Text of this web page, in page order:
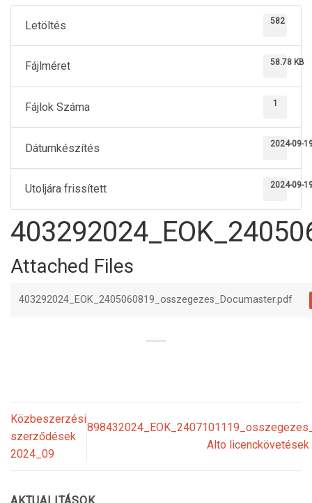
Letöltés 582
Fájlméret 58.78 KB
Fájlok Száma 1
Dátumkészítés 2024-09-
Utoljára frissített 2024-09-
Attached Files
403292024_EOK_2405060819_osszegezes_Documaster.pdf
Közbeszerzési
szerződések
2024_09
Alto licenckövetések